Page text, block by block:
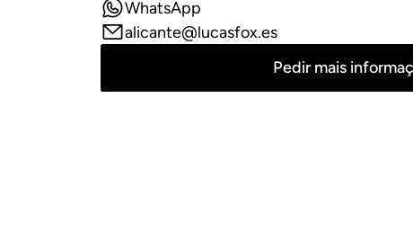
WhatsApp
alicante@lucasfox.es
Pedir mais